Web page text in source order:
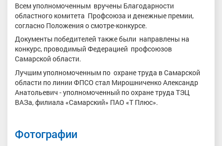
Всем уполномоченным вручены Благодарности
областного комитета Профсоюза и денежные премии,
согласно Положения о смотре-конкурсе.
Документы победителей также были направлены на
конкурс, проводимый Федерацией профсоюзов
Самарской области.
Лучшим уполномоченным по охране труда в Самарской
области по линии ФПСО стал Мирошниченко Александр
Анатольевич - уполномоченный по охране труда ТЭЦ
ВАЗа, филиала «Самарский» ПАО «Т Плюс».
Фотографии